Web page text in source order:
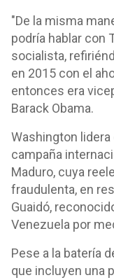
"De la misma
podría hablar con
socialista,
en 2015 con el
entonces era
Barack Obama.
Washington
campaña
Maduro, cuya
fraudulenta, en
Guaidó,
Venezuela por
Pese a la batería
que incluyen una